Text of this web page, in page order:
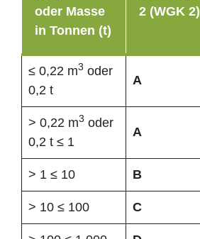
oder Masse
in Tonnen (t)
2 (WGK 2)
≤ 0,22 m3 oder
0,2 t
A
> 0,22 m3 oder
0,2 t ≤ 1
A
> 1 ≤ 10 B
> 10 ≤ 100 C